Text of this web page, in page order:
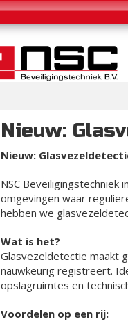
Nieuw:
Nieuw:
NSC
omgevingen waar
hebben we
Wat is het?
Glasvezeldetectie maakt
nauwkeurig registreert.
opslagruimtes en
Voordelen op een rij: